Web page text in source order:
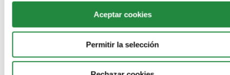
Aceptar cookies
Permitir la selección